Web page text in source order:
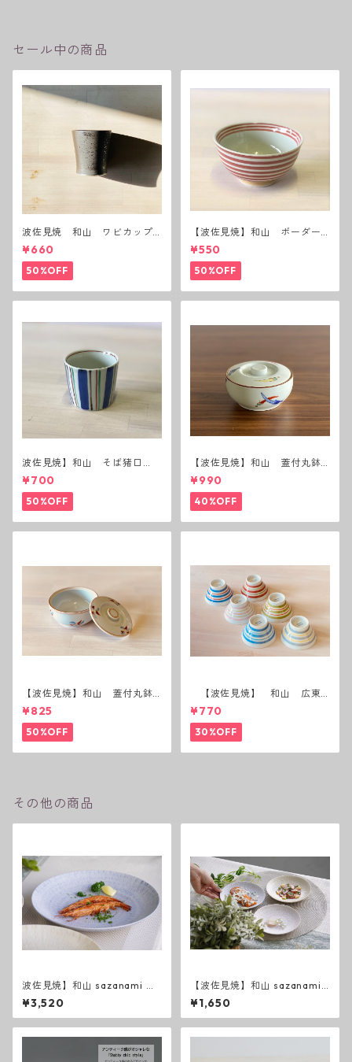
セール中の商品
波佐見焼 和山 ワビカップ
黒錆 3種(アウトレット）
¥660
50%OFF
【波佐見焼】和山 ボーダー
茶碗 赤
¥550
50%OFF
波佐見焼】和山 そば猪口
（十草）
¥700
50%OFF
【波佐見焼】和山 蓋付丸鉢
(唐辛子)
¥990
40%OFF
【波佐見焼】和山 蓋付丸鉢
(花絵)
¥825
50%OFF
【波佐見焼】 和山 広東
碗 二色ボーダー 全6パター
ン
¥770
30%OFF
その他の商品
波佐見焼】和山 sazanami ７
寸皿
¥3,520
【波佐見焼】和山 sazanami
５寸皿
¥1,650